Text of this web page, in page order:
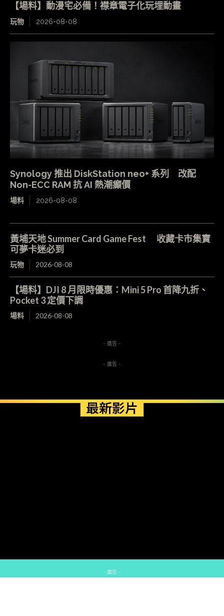
【場料】動漫宅必備！襟章電子化玩埋動畫
玩物 2026-08-08
Synology 推出 DiskStation neo+ 系列 改配
Non-ECC RAM 抗 AI 熱潮癲價
場料 2026-08-08
黃埔天地 Summer Card Game Fest 收藏卡市集寶
可夢卡迷必到
玩物 2026-08-08
【場料】DJI 8 月限時優惠：Mini 5 Pro 首降九折、
Pocket 3 定價下調
場料 2026-08-08
- 廣告 -
- 廣告 -
最新影片
- 廣告 -